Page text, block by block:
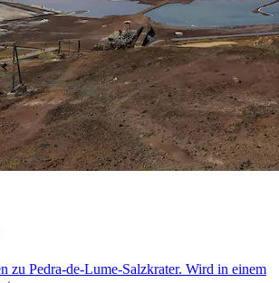
zu Pedra-de-Lume-Salzkrater. Wird in einem